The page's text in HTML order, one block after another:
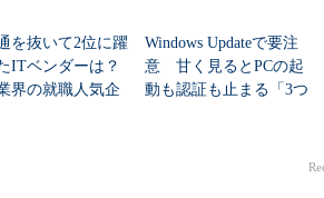
を抜いて2位に躍
ITベンダーは？
界の就職人気企
Windows Updateで要注
意 甘く見るとPCの起
動も認証も止まる「3つ